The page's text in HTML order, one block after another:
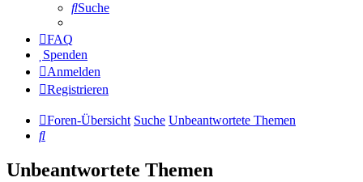
Suche
FAQ
Spenden
Anmelden
Registrieren
Foren-Übersicht Suche Unbeantwortete Themen
Suche
Unbeantwortete Themen